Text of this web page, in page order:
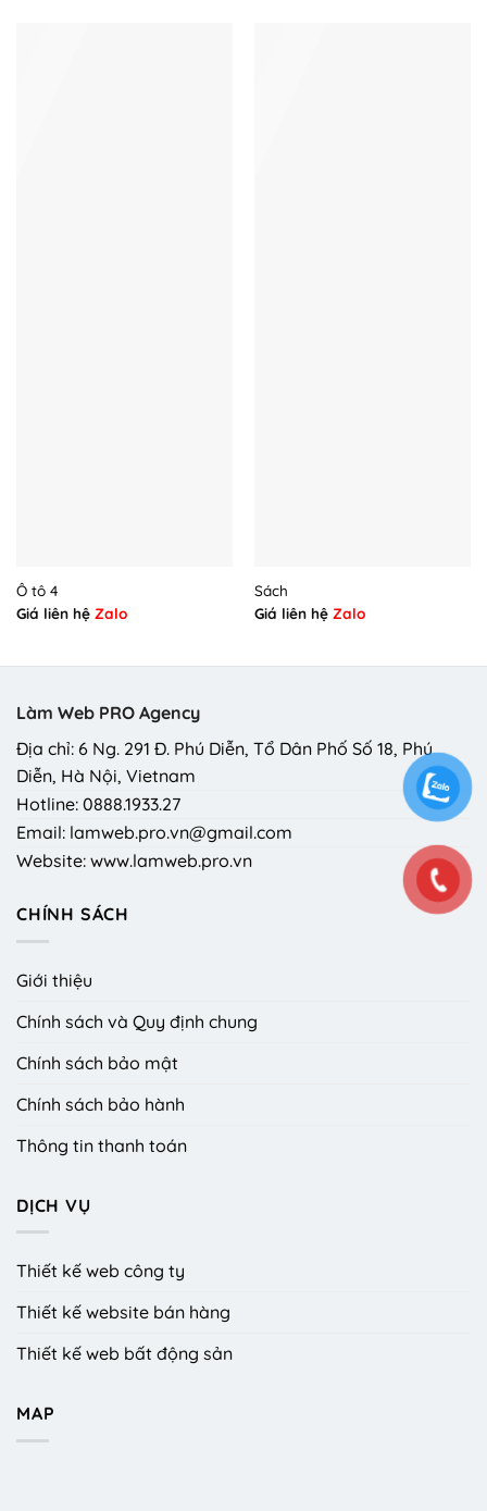
Ô tô 4
Giá liên hệ Zalo
Sách
Giá liên hệ Zalo
Làm Web PRO Agency
Địa chỉ: 6 Ng. 291 Đ. Phú Diễn, Tổ Dân Phố Số 18, Phú
Diễn, Hà Nội, Vietnam
Hotline: 0888.1933.27
Email: lamweb.pro.vn@gmail.com
Website: www.lamweb.pro.vn
CHÍNH SÁCH
Giới thiệu
Chính sách và Quy định chung
Chính sách bảo mật
Chính sách bảo hành
Thông tin thanh toán
DỊCH VỤ
Thiết kế web công ty
Thiết kế website bán hàng
Thiết kế web bất động sản
MAP